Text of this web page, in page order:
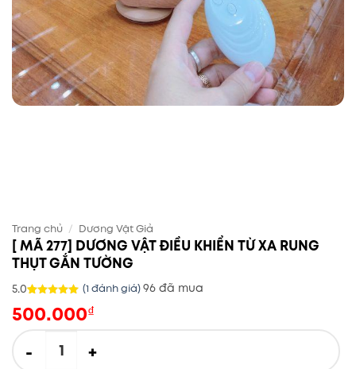
Trang chủ / Dương Vật Giả
[ MÃ 277] DƯƠNG VẬT ĐIỀU KHIỂN TỪ XA RUNG
THỤT GẮN TƯỜNG
5.0
dựa trên
(1 đánh giá)96 đã mua
500.000₫